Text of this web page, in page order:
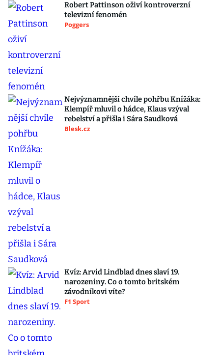
Robert Pattinson oživí kontroverzní
televizní fenomén
Poggers
Nejvýznamnější chvíle pohřbu Knížáka:
Klempíř mluvil o hádce, Klaus vzýval
rebelství a přišla i Sára Saudková
Blesk.cz
Kvíz: Arvid Lindblad dnes slaví 19.
narozeniny. Co o tomto britském
závodníkovi víte?
F1 Sport